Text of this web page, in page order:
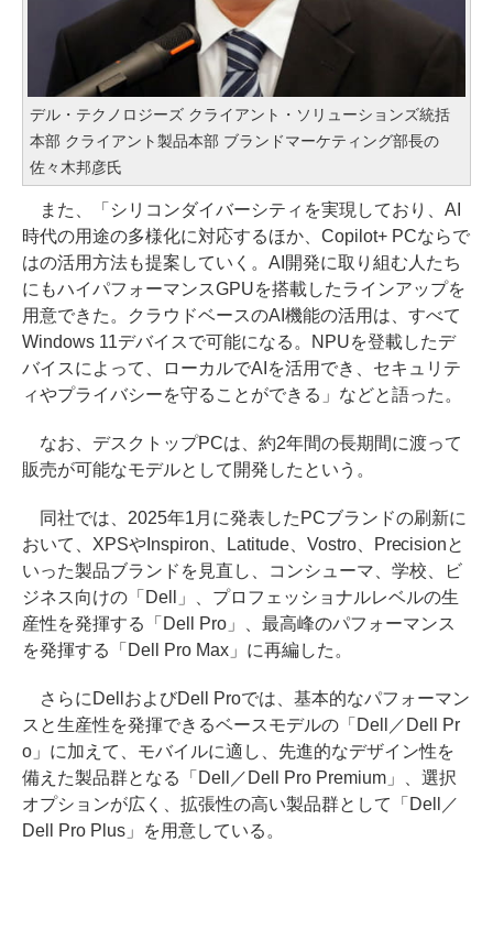
デル・テクノロジーズ クライアント・ソリューションズ統括
本部 クライアント製品本部 ブランドマーケティング部長の
佐々木邦彦氏
また、「シリコンダイバーシティを実現しており、AI
時代の用途の多様化に対応するほか、Copilot+ PCならで
はの活用方法も提案していく。AI開発に取り組む人たち
にもハイパフォーマンスGPUを搭載したラインアップを
用意できた。クラウドベースのAI機能の活用は、すべて
Windows 11デバイスで可能になる。NPUを登載したデ
バイスによって、ローカルでAIを活用でき、セキュリテ
ィやプライバシーを守ることができる」などと語った。
なお、デスクトップPCは、約2年間の長期間に渡って
販売が可能なモデルとして開発したという。
同社では、2025年1月に発表したPCブランドの刷新に
おいて、XPSやInspiron、Latitude、Vostro、Precisionと
いった製品ブランドを見直し、コンシューマ、学校、ビ
ジネス向けの「Dell」、プロフェッショナルレベルの生
産性を発揮する「Dell Pro」、最高峰のパフォーマンス
を発揮する「Dell Pro Max」に再編した。
さらにDellおよびDell Proでは、基本的なパフォーマン
スと生産性を発揮できるベースモデルの「Dell／Dell Pr
o」に加えて、モバイルに適し、先進的なデザイン性を
備えた製品群となる「Dell／Dell Pro Premium」、選択
オプションが広く、拡張性の高い製品群として「Dell／
Dell Pro Plus」を用意している。